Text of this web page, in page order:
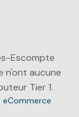
Escompte
n'ont aucune
Tier 1.
eCommerce